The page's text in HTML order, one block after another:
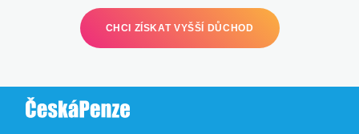
CHCI ZÍSKAT VYŠŠÍ DŮCHOD